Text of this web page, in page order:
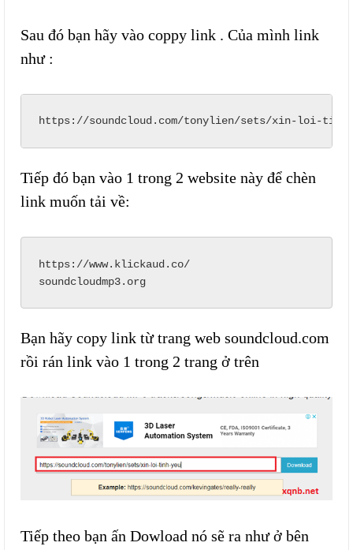
Sau đó bạn hãy vào coppy link . Của mình link
như :
https://soundcloud.com/tonylien/sets/xin-loi-tinh-
Tiếp đó bạn vào 1 trong 2 website này để chèn
link muốn tải về:
https://www.klickaud.co/
soundcloudmp3.org
Bạn hãy copy link từ trang web soundcloud.com
rồi rán link vào 1 trong 2 trang ở trên
Tiếp theo bạn ấn Dowload nó sẽ ra như ở bên